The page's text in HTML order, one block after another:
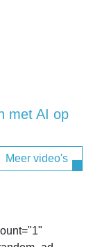
met AI op
Meer video's